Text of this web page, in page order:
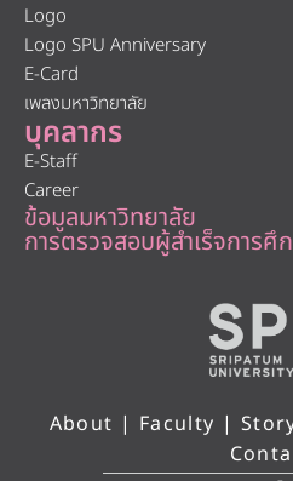
Logo
Logo SPU Anniversary
E-Card
เพลงมหาวิทยาลัย
บุคลากร
E-Staff
Career
ข้อมูลมหาวิทยาลัย
การตรวจสอบผู้สำเร็จการศึ
About | Faculty |